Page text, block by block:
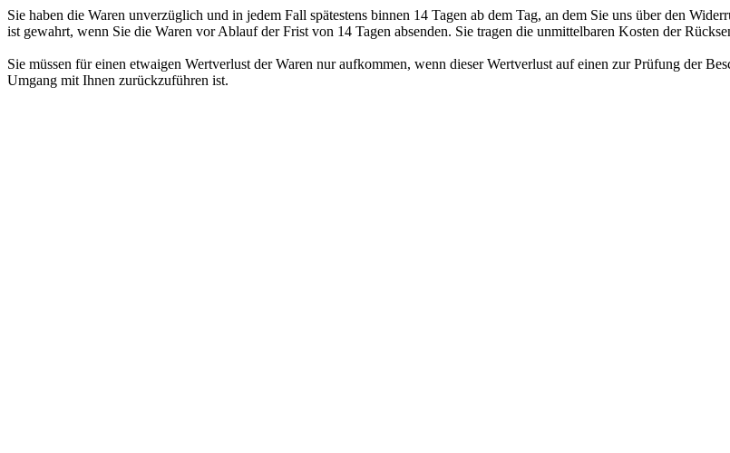
Sie haben die Waren unverzüglich und in jedem Fall spätestens binnen 14 Tagen ab dem Tag, an dem Sie uns über den
ist gewahrt, wenn Sie die Waren vor Ablauf der Frist von 14 Tagen absenden. Sie tragen die unmittelbaren Kosten der
Sie müssen für einen etwaigen Wertverlust der Waren nur aufkommen, wenn dieser Wertverlust auf einen zur Prüfung der
Umgang mit Ihnen zurückzuführen ist.